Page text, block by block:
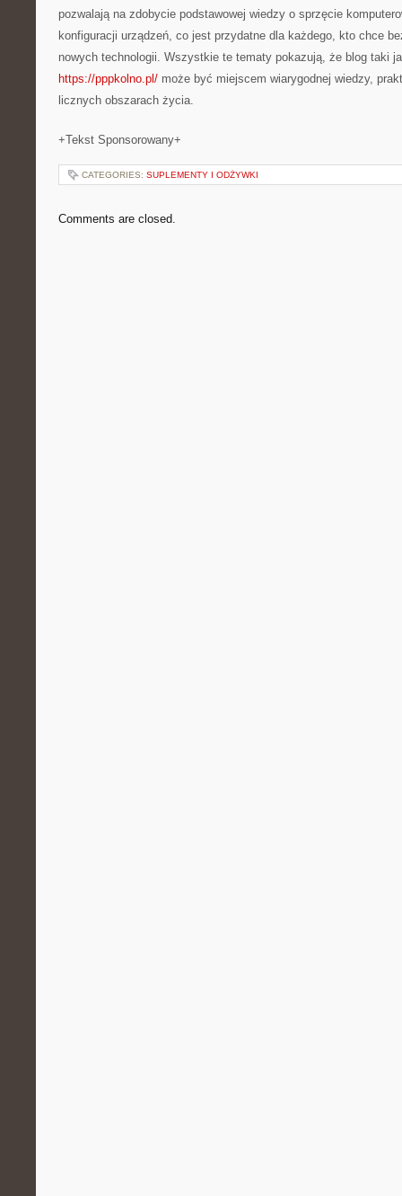
pozwalają na zdobycie podstawowej wiedzy o sprzęcie
konfiguracji urządzeń, co jest przydatne dla każdego, kto chce
nowych technologii. Wszystkie te tematy pokazują, że blog taki
https://pppkolno.pl/ może być miejscem wiarygodnej wiedzy,
licznych obszarach życia.
+Tekst Sponsorowany+
CATEGORIES: SUPLEMENTY I ODŻYWKI
Comments are closed.